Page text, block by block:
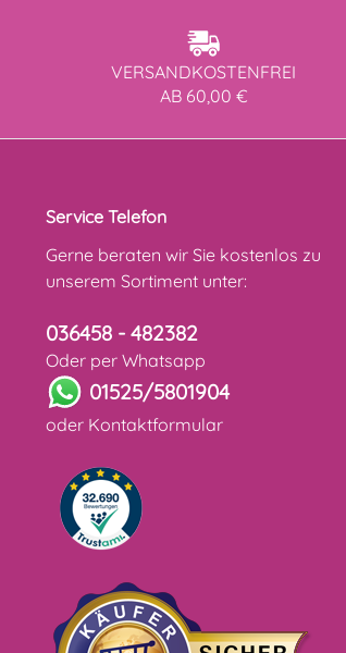
VERSANDKOSTENFREI
AB 60,00 €
Service Telefon
Gerne beraten wir Sie kostenlos zu
unserem Sortiment unter:
036458 - 482382
Oder per Whatsapp
01525/5801904
oder Kontaktformular